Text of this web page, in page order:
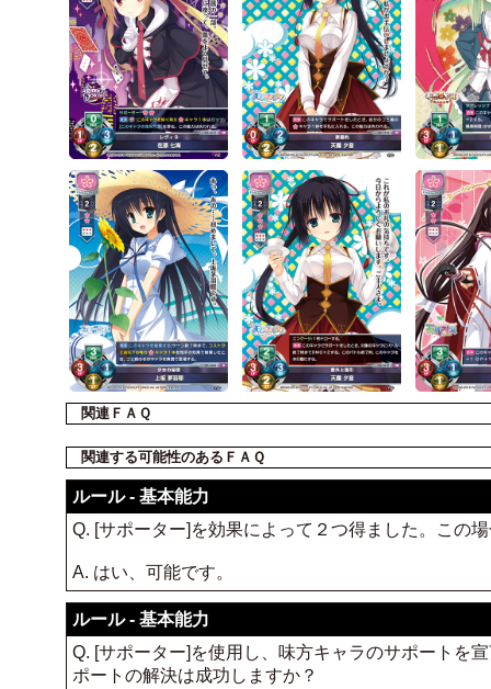
関連ＦＡＱ
関連する可能性のあるＦＡＱ
ルール - 基本能力
Q. [サポーター]を効果によって２つ得ました。この
A. はい、可能です。
ルール - 基本能力
Q. [サポーター]を使用し、味方キャラのサポートを
ポートの解決は成功しますか？